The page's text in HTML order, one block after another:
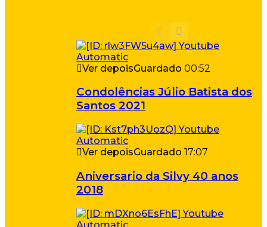
Ver depoisGuardado 00:52
Condolências Júlio Batista dos
Santos 2021
Ver depoisGuardado 17:07
Aniversario da Silvy 40 anos
2018